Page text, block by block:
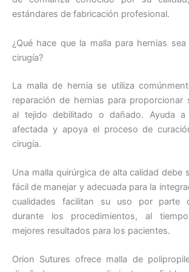
estándares de fabricación profesional.
¿Qué hace que la malla para hernias
cirugía?
La malla de hernia se utiliza
reparación de hernias para proporcionar
al tejido debilitado o dañado. Ayuda a
afectada y apoya el proceso de
cirugía.
Una malla quirúrgica de alta calidad debe
fácil de manejar y adecuada para la
cualidades facilitan su uso por parte
durante los procedimientos, al
mejores resultados para los pacientes.
Orion Sutures ofrece malla de